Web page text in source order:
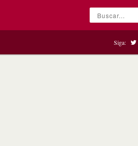
Siga: